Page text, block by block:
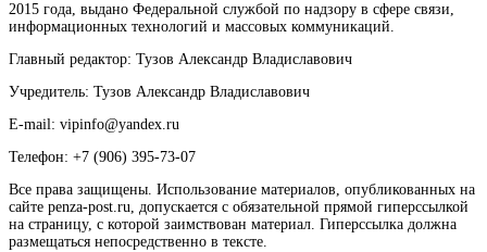
2015 года, выдано Федеральной службой по надзору в сфере связи,
информационных технологий и массовых коммуникаций.
Главный редактор: Тузов Александр Владиславович
Учредитель: Тузов Александр Владиславович
E-mail: vipinfo@yandex.ru
Телефон: +7 (906) 395-73-07
Все права защищены. Использование материалов, опубликованных на
сайте penza-post.ru, допускается с обязательной прямой гиперссылкой
на страницу, с которой заимствован материал. Гиперссылка должна
размещаться непосредственно в тексте.